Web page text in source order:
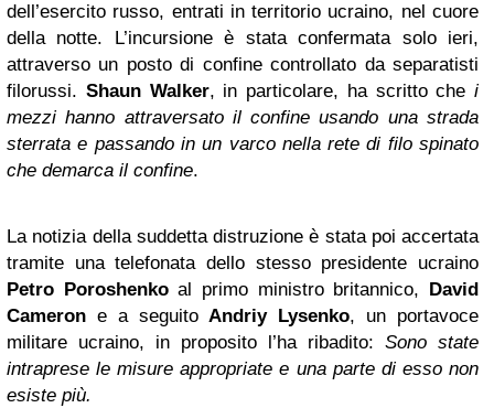
dell’esercito russo, entrati in territorio ucraino, nel cuore
della notte. L’incursione è stata confermata solo ieri,
attraverso un posto di confine controllato da separatisti
filorussi. Shaun Walker, in particolare, ha scritto che i
mezzi hanno attraversato il confine usando una strada
sterrata e passando in un varco nella rete di filo spinato
che demarca il confine.
La notizia della suddetta distruzione è stata poi accertata
tramite una telefonata dello stesso presidente ucraino
Petro Poroshenkoal primo ministro britannico,
David
Cameron e a seguitoAndriy Lysenko, un portavoce
militare ucraino, in proposito l’ha ribadito: Sono state
intraprese le misure appropriate e una parte di esso non
esiste più.